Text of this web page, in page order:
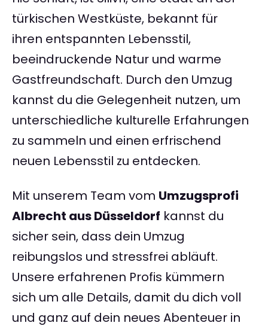
türkischen Westküste, bekannt für
ihren entspannten Lebensstil,
beeindruckende Natur und warme
Gastfreundschaft. Durch den Umzug
kannst du die Gelegenheit nutzen, um
unterschiedliche kulturelle Erfahrungen
zu sammeln und einen erfrischend
neuen Lebensstil zu entdecken.
Mit unserem Team vom Umzugsprofi
Albrecht aus Düsseldorf kannst du
sicher sein, dass dein Umzug
reibungslos und stressfrei abläuft.
Unsere erfahrenen Profis kümmern
sich um alle Details, damit du dich voll
und ganz auf dein neues Abenteuer in